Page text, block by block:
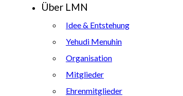
Über LMN
Idee & Entstehung
Yehudi Menuhin
Organisation
Mitglieder
Ehrenmitglieder